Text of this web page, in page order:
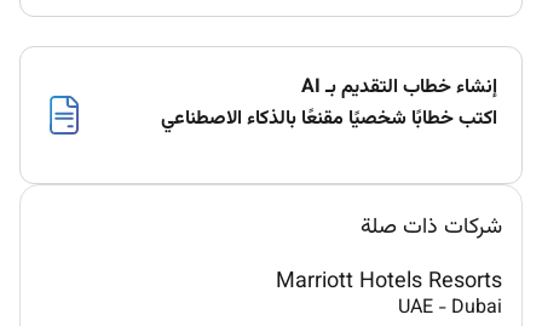
إنشاء خطاب التقديم بـ AI
اكتب خطابًا شخصيًا مقنعًا بالذكاء الاصطناعي
شركات ذات صلة
Marriott Hotels Resorts
UAE - Dubai